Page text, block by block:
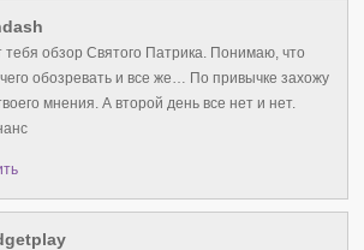
тебя обзор Святого Патрика. Понимаю, что
обозревать и все же… По привычке захожу
мнения. А второй день все нет и нет.